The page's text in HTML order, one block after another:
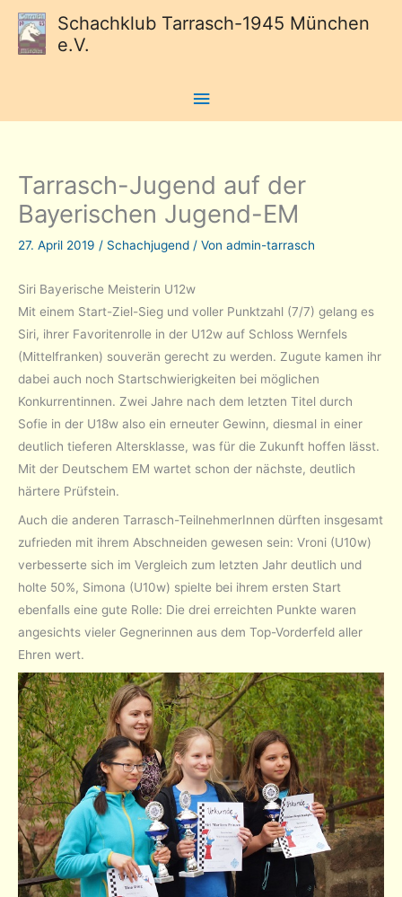
Schachklub Tarrasch-1945 München
e.V.
Hauptmenü
Tarrasch-Jugend auf der
Bayerischen Jugend-EM
27. April 2019 / Schachjugend / Von admin-tarrasch
Siri Bayerische Meisterin U12w
Mit einem Start-Ziel-Sieg und voller Punktzahl (7/7) gelang es
Siri, ihrer Favoritenrolle in der U12w auf Schloss Wernfels
(Mittelfranken) souverän gerecht zu werden. Zugute kamen ihr
dabei auch noch Startschwierigkeiten bei möglichen
Konkurrentinnen. Zwei Jahre nach dem letzten Titel durch
Sofie in der U18w also ein erneuter Gewinn, diesmal in einer
deutlich tieferen Altersklasse, was für die Zukunft hoffen lässt.
Mit der Deutschem EM wartet schon der nächste, deutlich
härtere Prüfstein.
Auch die anderen Tarrasch-TeilnehmerInnen dürften insgesamt
zufrieden mit ihrem Abschneiden gewesen sein: Vroni (U10w)
verbesserte sich im Vergleich zum letzten Jahr deutlich und
holte 50%, Simona (U10w) spielte bei ihrem ersten Start
ebenfalls eine gute Rolle: Die drei erreichten Punkte waren
angesichts vieler Gegnerinnen aus dem Top-Vorderfeld aller
Ehren wert.